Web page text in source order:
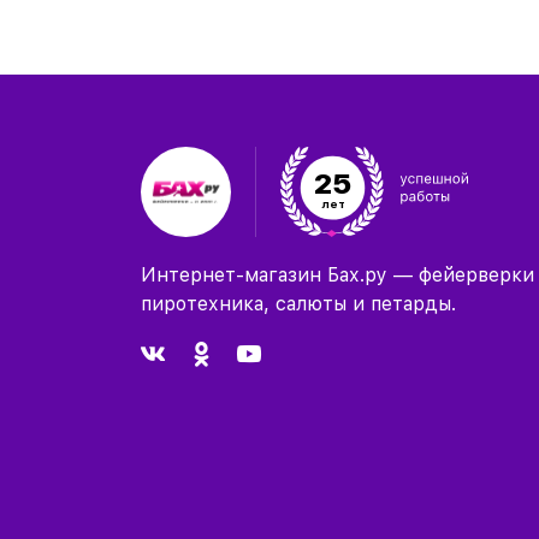
25
лет
Интернет-магазин Бах.ру — фейерверки
пиротехника, салюты и петарды.